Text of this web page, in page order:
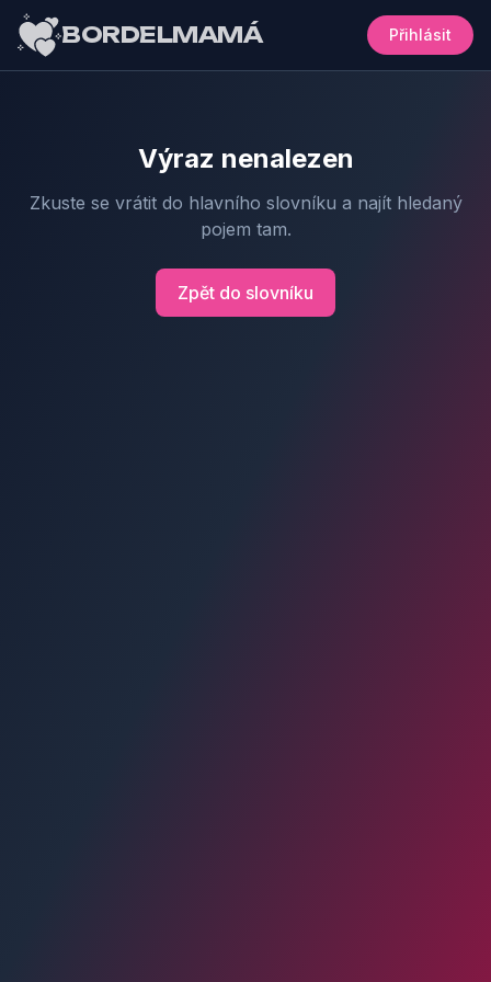
BORDELMAMÁ Přihlásit
Výraz nenalezen
Zkuste se vrátit do hlavního slovníku a najít hledaný
pojem tam.
Zpět do slovníku